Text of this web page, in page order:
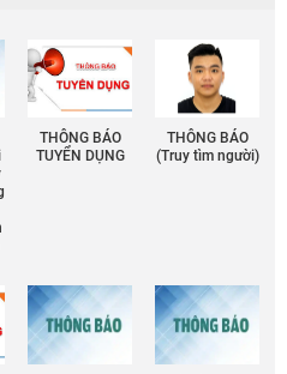
THÔNG BÁO
TUYỂN DỤNG
THÔNG BÁO
(Truy tìm người)